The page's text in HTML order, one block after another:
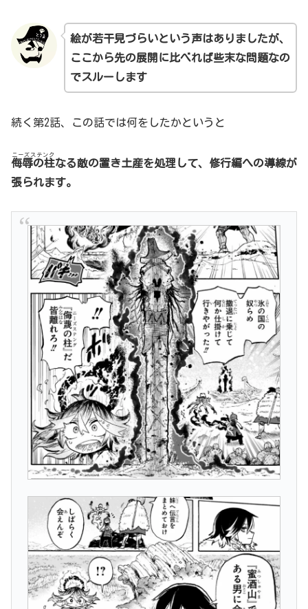
絵が若干見づらいという声はありましたが、
ここから先の展開に比べれば些末な問題なの
でスルーします
続く第2話、この話では何をしたかというと
侮辱の柱
ニーズステンク
なる敵の置き土産を処理して、修行編への導線が
張られます。